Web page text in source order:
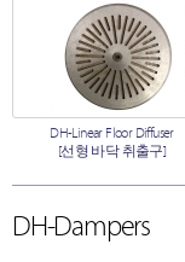
DH-Linear Floor Diffuser
[선형 바닥 취출구]
DH-Dampers